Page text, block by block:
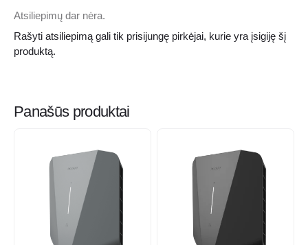
Atsiliepimų dar nėra.
Rašyti atsiliepimą gali tik prisijungę pirkėjai, kurie yra įsigiję šį
produktą.
Panašūs produktai